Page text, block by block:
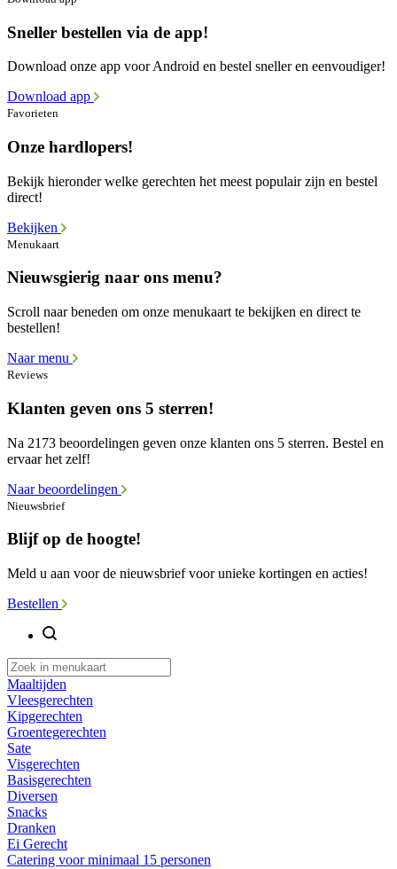
Sneller bestellen via de app!
Download onze app voor Android en bestel sneller en eenvoudiger!
Download app
Favorieten
Onze hardlopers!
Bekijk hieronder welke gerechten het meest populair zijn en bestel
direct!
Bekijken
Menukaart
Nieuwsgierig naar ons menu?
Scroll naar beneden om onze menukaart te bekijken en direct te
bestellen!
Naar menu
Reviews
Klanten geven ons 5 sterren!
Na 2173 beoordelingen geven onze klanten ons 5 sterren. Bestel en
ervaar het zelf!
Naar beoordelingen
Nieuwsbrief
Blijf op de hoogte!
Meld u aan voor de nieuwsbrief voor unieke kortingen en acties!
Bestellen
Maaltijden
Vleesgerechten
Kipgerechten
Groentegerechten
Sate
Visgerechten
Basisgerechten
Diversen
Snacks
Dranken
Ei Gerecht
Catering voor minimaal 15 personen